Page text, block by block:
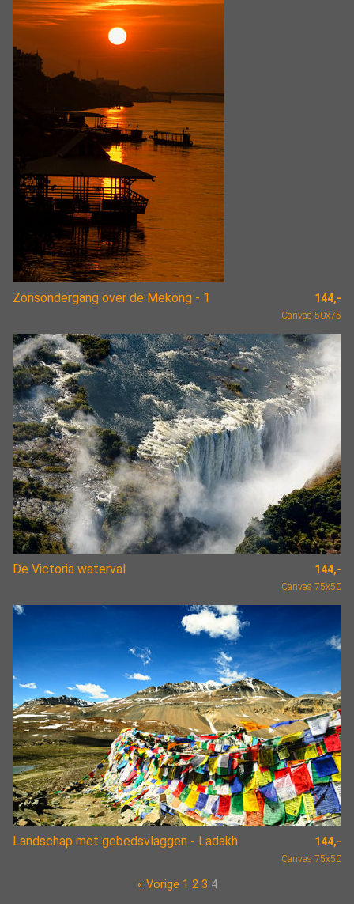
Zonsondergang over de Mekong - 1 144,-
Canvas 50x75
De Victoria waterval 144,-
Canvas 75x50
Landschap met gebedsvlaggen - Ladakh 144,-
Canvas 75x50
« Vorige 1 2 3 4